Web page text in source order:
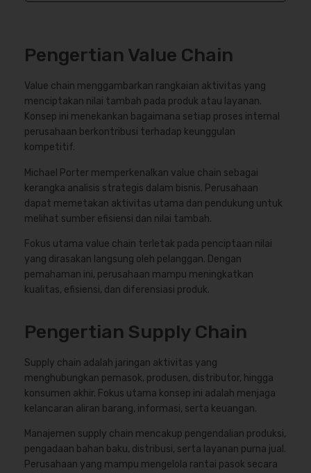
Pengertian Value Chain
Value chain menggambarkan rangkaian aktivitas yang
menciptakan nilai tambah pada produk atau layanan.
Konsep ini menekankan bagaimana setiap proses internal
perusahaan berkontribusi terhadap keunggulan
kompetitif.
Michael Porter memperkenalkan value chain sebagai
kerangka analisis strategis dalam bisnis. Perusahaan
dapat memetakan aktivitas utama dan pendukung untuk
melihat sumber efisiensi dan nilai tambah.
Fokus utama value chain terletak pada penciptaan nilai
yang dirasakan langsung oleh pelanggan. Dengan
pemahaman ini, perusahaan mampu meningkatkan
kualitas, efisiensi, dan diferensiasi produk.
Pengertian Supply Chain
Supply chain adalah jaringan aktivitas yang
menghubungkan pemasok, produsen, distributor, hingga
konsumen akhir. Fokus utama konsep ini adalah menjaga
kelancaran aliran barang, informasi, serta keuangan.
Manajemen supply chain mencakup pengendalian produksi,
pengadaan bahan baku, distribusi, serta layanan purna jual.
Perusahaan yang mampu mengelola rantai pasok secara